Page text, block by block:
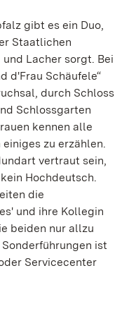
gibt es ein Duo,
Staatlichen
Lacher sorgt. Bei
d'Frau Schäufele“
durch Schloss
Schlossgarten
kennen alle
zu erzählen.
vertraut sein,
Hochdeutsch.
die
und ihre Kollegin
beiden nur allzu
ist
Servicecenter